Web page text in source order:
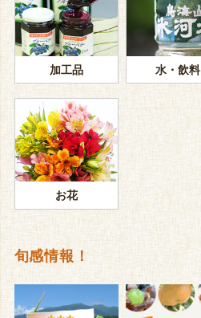
加工品 水・飲料
お花
旬感情報！